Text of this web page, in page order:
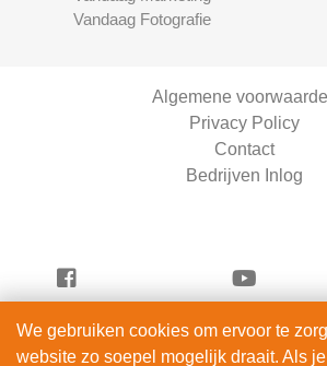
Vandaag Fotografie
Algemene
Privacy Policy
Contact
Bedrijven Inlog
Vandaag Fietsen is
We gebruiken cookies om ervoor te
website zo soepel mogelijk draait. Als